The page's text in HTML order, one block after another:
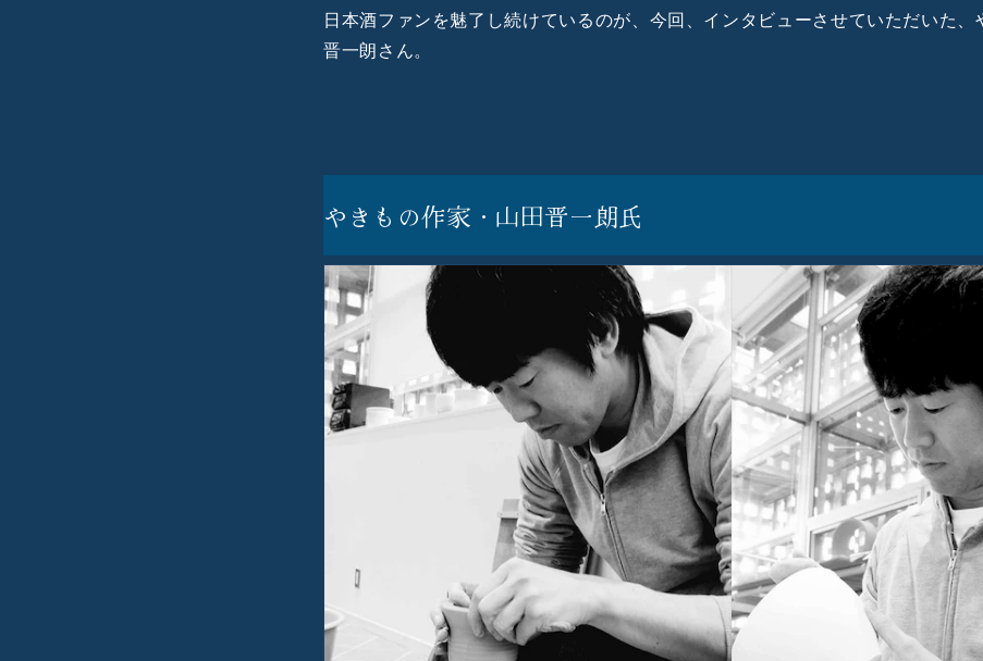
日本酒ファンを魅了し続けているのが、今回、インタビューさせていただいた、
晋一朗さん。
やきもの作家・山田晋一朗氏